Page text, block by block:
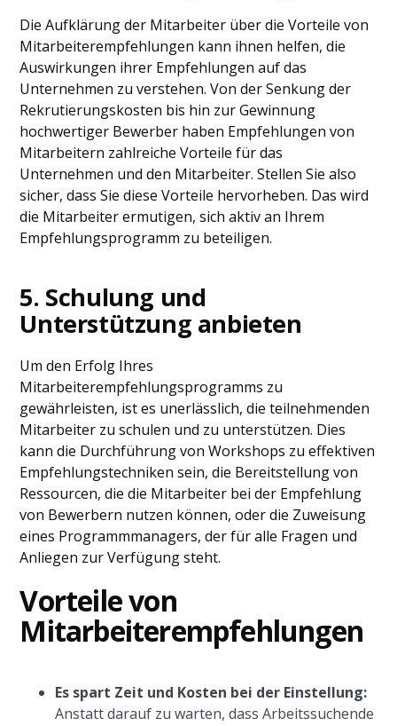
Die Aufklärung der Mitarbeiter über die Vorteile von
Mitarbeiterempfehlungen kann ihnen helfen, die
Auswirkungen ihrer Empfehlungen auf das
Unternehmen zu verstehen. Von der Senkung der
Rekrutierungskosten bis hin zur Gewinnung
hochwertiger Bewerber haben Empfehlungen von
Mitarbeitern zahlreiche Vorteile für das
Unternehmen und den Mitarbeiter. Stellen Sie also
sicher, dass Sie diese Vorteile hervorheben. Das wird
die Mitarbeiter ermutigen, sich aktiv an Ihrem
Empfehlungsprogramm zu beteiligen.
5. Schulung und
Unterstützung anbieten
Um den Erfolg Ihres
Mitarbeiterempfehlungsprogramms zu
gewährleisten, ist es unerlässlich, die teilnehmenden
Mitarbeiter zu schulen und zu unterstützen. Dies
kann die Durchführung von Workshops zu effektiven
Empfehlungstechniken sein, die Bereitstellung von
Ressourcen, die die Mitarbeiter bei der Empfehlung
von Bewerbern nutzen können, oder die Zuweisung
eines Programmmanagers, der für alle Fragen und
Anliegen zur Verfügung steht.
Vorteile von
Mitarbeiterempfehlungen
Es spart Zeit und Kosten bei der Einstellung:
Anstatt darauf zu warten, dass Arbeitssuchende